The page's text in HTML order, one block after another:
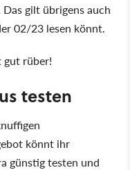
gilt übrigens auch
02/23 lesen könnt.
gut rüber!
testen
könnt ihr
günstig testen und